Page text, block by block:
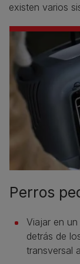
existen varios
Perros
Viajar en
detrás de
transversal